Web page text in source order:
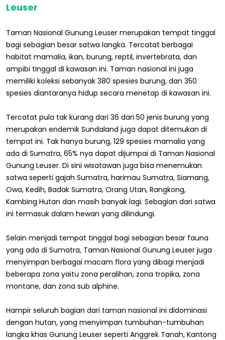
Leuser
Taman Nasional Gunung Leuser merupakan tempat tinggal
bagi sebagian besar satwa langka. Tercatat berbagai
habitat mamalia, ikan, burung, reptil, invertebrata, dan
ampibi tinggal di kawasan ini. Taman nasional ini juga
memiliki koleksi sebanyak 380 spesies burung, dan 350
spesies diantaranya hidup secara menetap di kawasan ini.
Tercatat pula tak kurang dari 36 dari 50 jenis burung yang
merupakan endemik Sundaland juga dapat ditemukan di
tempat ini. Tak hanya burung, 129 spesies mamalia yang
ada di Sumatra, 65% nya dapat dijumpai di Taman Nasional
Gunung Leuser. Di sini wisatawan juga bisa menemukan
satwa seperti gajah Sumatra, harimau Sumatra, Siamang,
Owa, Kedih, Badak Sumatra, Orang Utan, Rangkong,
Kambing Hutan dan masih banyak lagi. Sebagian dari satwa
ini termasuk dalam hewan yang dilindungi.
Selain menjadi tempat tinggal bagi sebagian besar fauna
yang ada di Sumatra, Taman Nasional Gunung Leuser juga
menyimpan berbagai macam flora yang dibagi menjadi
beberapa zona yaitu zona peralihan, zona tropika, zona
montane, dan zona sub alphine.
Hampir seluruh bagian dari taman nasional ini didominasi
dengan hutan, yang menyimpan tumbuhan-tumbuhan
langka khas Gunung Leuser seperti Anggrek Tanah, Kantong